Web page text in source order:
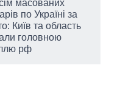
масованих
по Україні за
Київ та область
головною
рф